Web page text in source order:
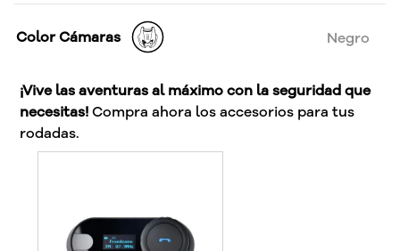
Color Cámaras Negro
¡Vive las aventuras al máximo con la seguridad que
necesitas!Compra ahora los accesorios para tus
rodadas.